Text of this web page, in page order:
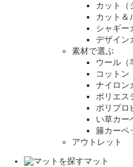
カット（
カット＆
シャギー
デザイン
素材で選ぶ
ウール（
コットン
ナイロン
ポリエス
ポリプロ
い草カー
籐カーペ
アウトレット
マット